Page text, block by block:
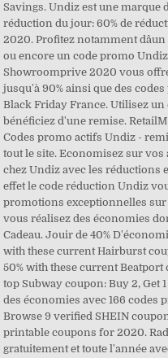
Savings. Undiz est une marque
réduction du jour: 60% de
2020. Profitez notamment
ou encore un code promo
Showroomprive 2020 vous
jusqu'à 90% ainsi que des
Black Friday France. Utilisez
bénéficiez d'une remise.
Codes promo actifs Undiz -
tout le site. Economisez sur
chez Undiz avec les réductions
effet le code réduction Undiz
promotions exceptionnelles sur
vous réalisez des économies
Cadeau. Jouir de 40%
with these current Hairburst
50% with these current
top Subway coupon: Buy 2, Get
des économies avec 166 codes
Browse 9 verified SHEIN
printable coupons for 2020.
gratuitement et toute l'année